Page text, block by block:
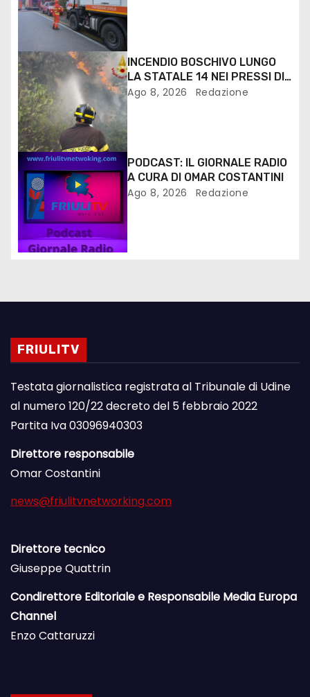
INCENDIO BOSCHIVO LUNGO
LA STATALE 14 NEI PRESSI DI
MONFALCONE
Ago 8, 2026 Redazione
PODCAST: IL GIORNALE RADIO
A CURA DI OMAR COSTANTINI
Ago 8, 2026 Redazione
FRIULITV
Testata giornalistica registrata al Tribunale di Udine
al numero 120/22 decreto del 5 febbraio 2022
Partita Iva 03096940303
Direttore responsabile
Omar Costantini
news@friulitvnetworking.com
Direttore tecnico
Giuseppe Quattrin
Condirettore Editoriale e Responsabile Media Europa
Channel
Enzo Cattaruzzi